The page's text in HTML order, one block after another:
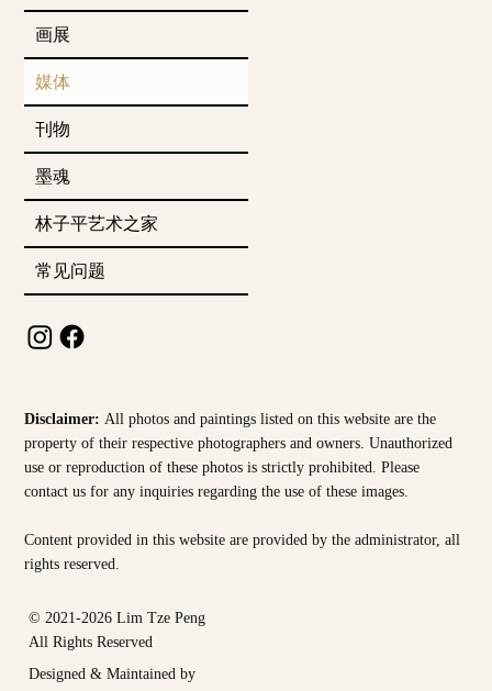
画展
媒体
刊物
墨魂
林子平艺术之家
常见问题
© 2021-2026 Lim Tze Peng
All Rights Reserved
Designed & Maintained by
Disclaimer: All photos and paintings listed on this website are the
property of their respective photographers and owners. Unauthorized
use or reproduction of these photos is strictly prohibited. Please
contact us for any inquiries regarding the use of these images.
Content provided in this website are provided by theadministrator, all
rights reserved.